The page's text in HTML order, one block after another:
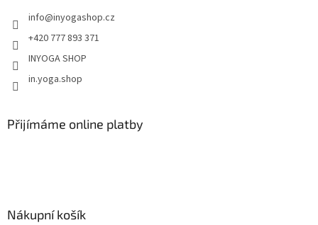
info@inyogashop.cz
+420 777 893 371
INYOGA SHOP
in.yoga.shop
Přijímáme online platby
Nákupní košík